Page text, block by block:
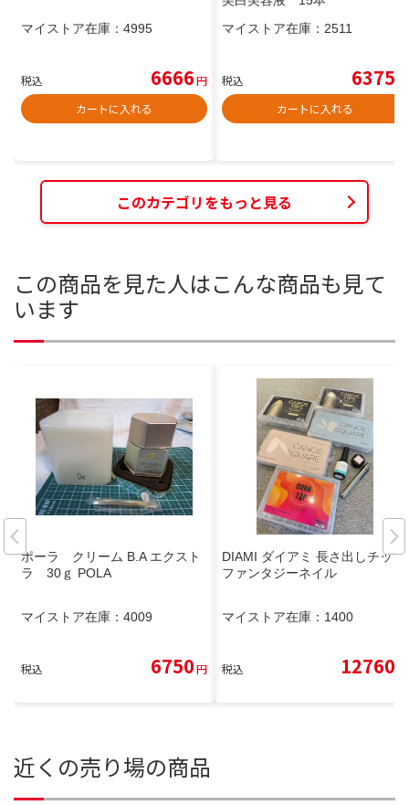
マイストア在庫： 4995
税込 6666円
カートに入れる
マイストア在庫： 2511
税込 6375
カートに入れる
このカテゴリをもっと見る
この商品を見た人はこんな商品も見て
います
ポーラ クリーム B.A エクスト
ラ 30ｇ POLA
マイストア在庫： 4009
税込 6750円
DIAMI ダイアミ 長さ出しチップ
ファンタジーネイル
マイストア在庫： 1400
税込 12760
近くの売り場の商品